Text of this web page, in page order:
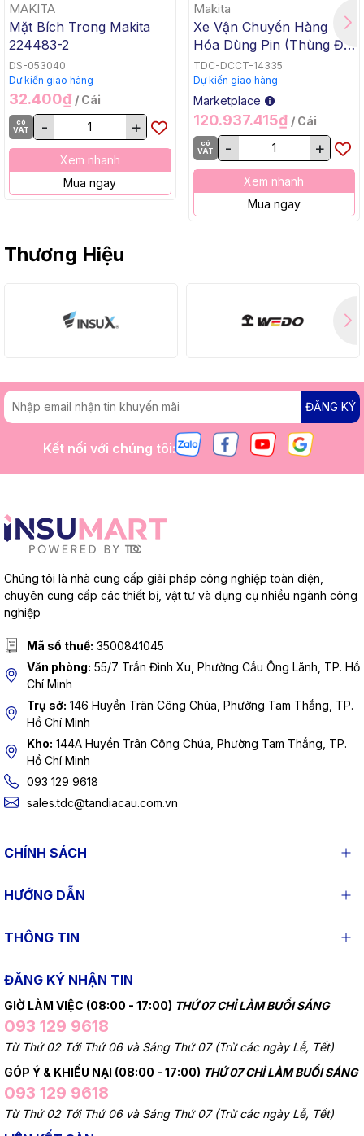
MAKITA
Mặt Bích Trong Makita
224483-2
DS-053040
Dự kiến giao hàng
32.400₫ / Cái
có
VAT
- +
Xem nhanh
Mua ngay
Makita
Xe Vận Chuyển Hàng
Hóa Dùng Pin (Thùng Đế
Bằng, BL, 18Vx2) Makita
DCU605Z
TDC-DCCT-14335
Dự kiến giao hàng
Marketplace
120.937.415₫ / Cái
có
VAT
- +
Xem nhanh
Mua ngay
Thương Hiệu
ĐĂNG KÝ
Kết nối với chúng tôi:
Chúng tôi là nhà cung cấp giải pháp công nghiệp toàn diện,
chuyên cung cấp các thiết bị, vật tư và dụng cụ nhiều ngành công
nghiệp
Mã số thuế: 3500841045
Văn phòng: 55/7 Trần Đình Xu, Phường Cầu Ông Lãnh, TP. Hồ
Chí Minh
Trụ sở: 146 Huyền Trân Công Chúa, Phường Tam Thắng, TP.
Hồ Chí Minh
Kho: 144A Huyền Trân Công Chúa, Phường Tam Thắng, TP.
Hồ Chí Minh
093 129 9618
sales.tdc@tandiacau.com.vn
CHÍNH SÁCH
HƯỚNG DẪN
THÔNG TIN
ĐĂNG KÝ NHẬN TIN
GIỜ LÀM VIỆC (08:00 - 17:00) THỨ 07 CHỈ LÀM BUỔI SÁNG
093 129 9618
Từ Thứ 02 Tới Thứ 06 và Sáng Thứ 07 (Trừ các ngày Lễ, Tết)
GÓP Ý & KHIẾU NẠI (08:00 - 17:00) THỨ 07 CHỈ LÀM BUỔI SÁNG
093 129 9618
Từ Thứ 02 Tới Thứ 06 và Sáng Thứ 07 (Trừ các ngày Lễ, Tết)